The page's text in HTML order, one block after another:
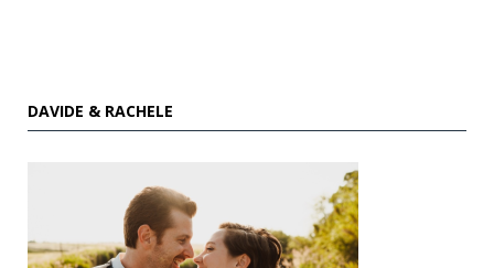
DAVIDE & RACHELE